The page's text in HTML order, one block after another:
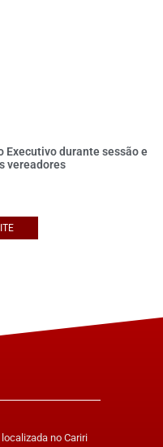
Executivo durante sessão e
vereadores
no Cariri